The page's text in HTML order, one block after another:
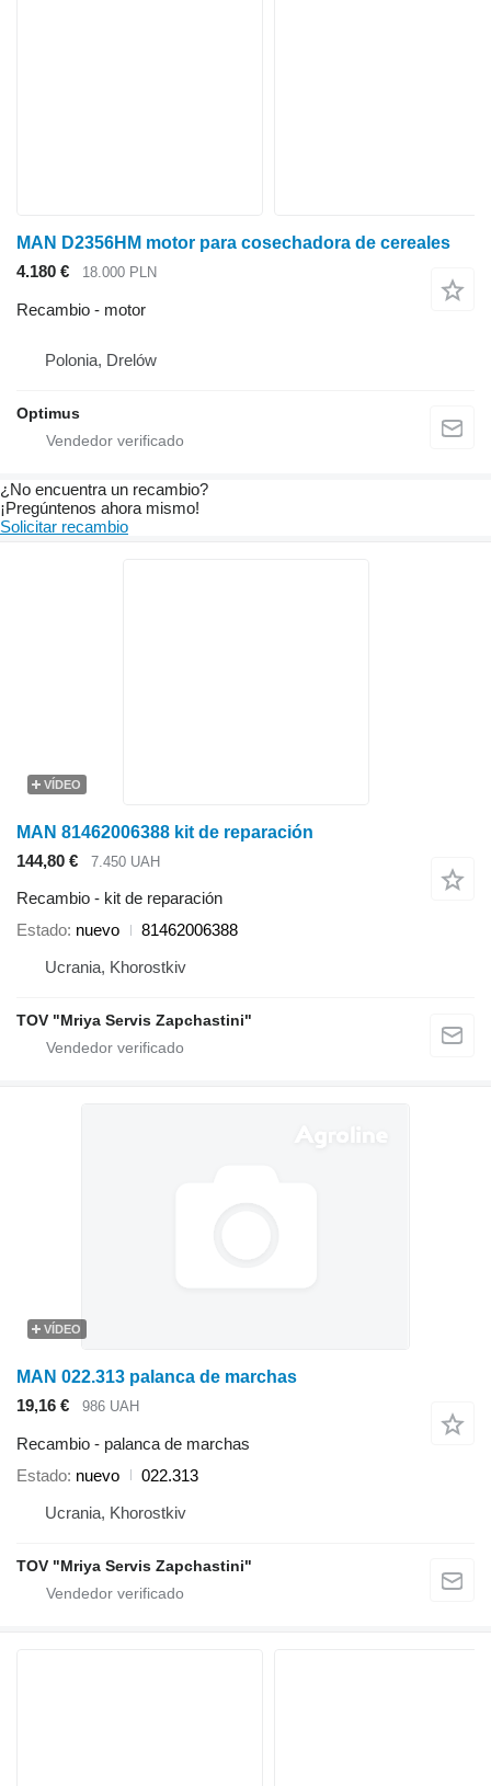
MAN D2356HM motor para cosechadora de cereales
4.180 €
18.000 PLN
Recambio - motor
Polonia, Drelów
Optimus
¿No encuentra un recambio?
¡Pregúntenos ahora mismo!
Solicitar recambio
VÍDEO
MAN 81462006388 kit de reparación
144,80 €
7.450 UAH
Recambio - kit de reparación
Estado nuevo
81462006388
Ucrania, Khorostkiv
TOV "Mriya Servis Zapchastini"
VÍDEO
MAN 022.313 palanca de marchas
19,16 €
986 UAH
Recambio - palanca de marchas
Estado nuevo
022.313
Ucrania, Khorostkiv
TOV "Mriya Servis Zapchastini"